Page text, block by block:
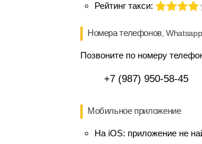
Рейтинг такси:
Номера телефонов,
Позвоните по номеру
+7 (987) 950-58-45
Мобильное приложение
На iOS: приложение не